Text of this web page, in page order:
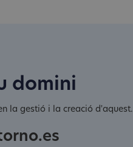
domini
la gestió i la creació d'aquest.